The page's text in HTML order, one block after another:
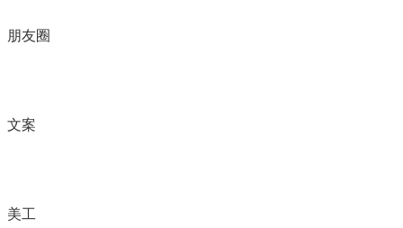
朋友圈
文案
美工